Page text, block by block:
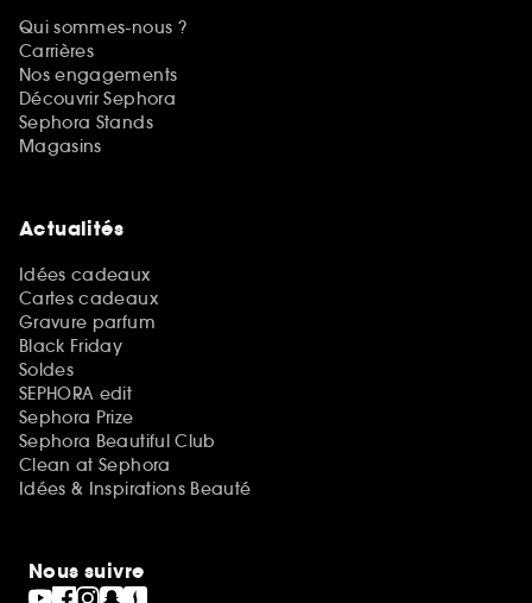
Qui sommes-nous ?
Carrières
Nos engagements
Découvrir Sephora
Sephora Stands
Magasins
Actualités
Idées cadeaux
Cartes cadeaux
Gravure parfum
Black Friday
Soldes
SEPHORA edit
Sephora Prize
Sephora Beautiful Club
Clean at Sephora
Idées & Inspirations Beauté
Nous suivre